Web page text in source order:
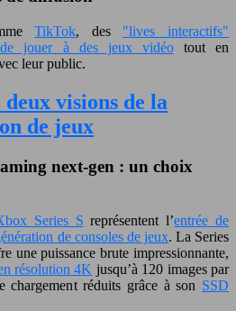
TikTok, des "lives interactifs"
de jouer à des jeux vidéotout en
leur public.
visions de la
de jeux
next-gen : un choix
Series S représentent l’entrée de
de consoles de jeux. La Series
une puissance brute impressionnante,
résolution 4K jusqu’à 120 images par
chargement réduits grâce à son SSD